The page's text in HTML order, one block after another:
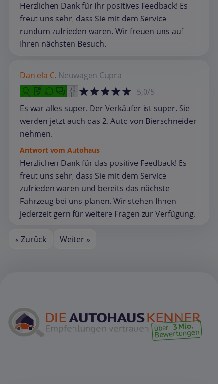
Herzlichen Dank für Ihr positives Feedback! Es
freut uns sehr, dass Sie mit dem Service
rundum zufrieden waren. Wir freuen uns auf
Ihren nächsten Besuch.
Daniela C. Neuwagen Cupra
5,0/5
Es war alles super. Der Verkäufer ist super. Sie
werden jetzt auch das 2. Auto von Bierschneider
nehmen.
Antwort vom Autohaus
Herzlichen Dank für das positive Feedback! Es
freut uns sehr, dass Sie mit dem Service
zufrieden waren und bereits das nächste
Fahrzeug bei uns planen. Wir stehen Ihnen
jederzeit gern für weitere Fragen zur Verfügung.
« Zurück Weiter »